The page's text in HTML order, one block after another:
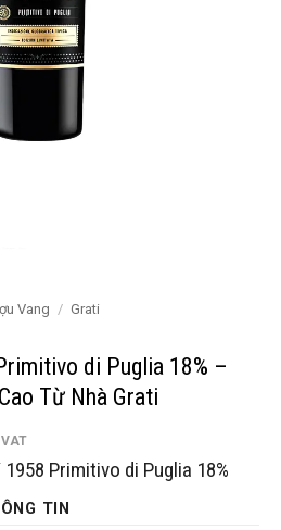
Vang / Grati
di Puglia 18% –
Từ Nhà Grati
Primitivo di Puglia 18%
TIN